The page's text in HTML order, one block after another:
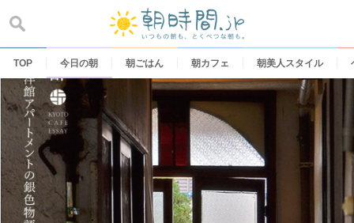
content
TOP 今日の朝 朝ごはん 朝カフェ 朝美人スタイル